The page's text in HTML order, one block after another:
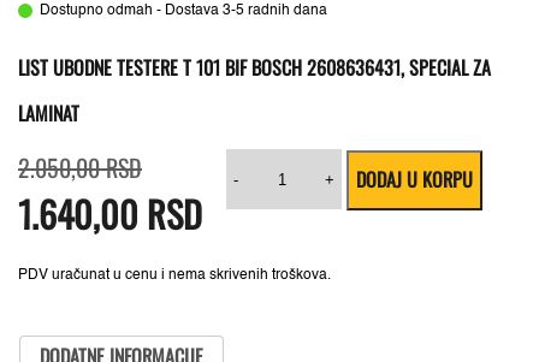
Dostupno odmah - Dostava 3-5 radnih dana
LIST UBODNE TESTERE T 101 BIF BOSCH 2608636431, SPECIAL ZA
LAMINAT
2.050,00RSDcena
je
bila:
2.050,00 RSD.
1.640,00 RSD
cena
je:
1.640,00 RSD.
PDV uračunat u cenu i nema skrivenih troškova.
-
ubodne
T
Bosch
+ DODAJ U KORPU
DODATNE INFORMACIJE